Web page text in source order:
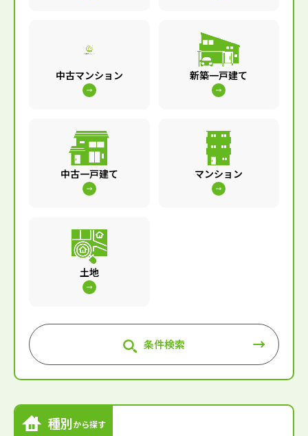
中古マンション 新築一戸建て
中古一戸建て マンション
土地
条件検索
種別から探す